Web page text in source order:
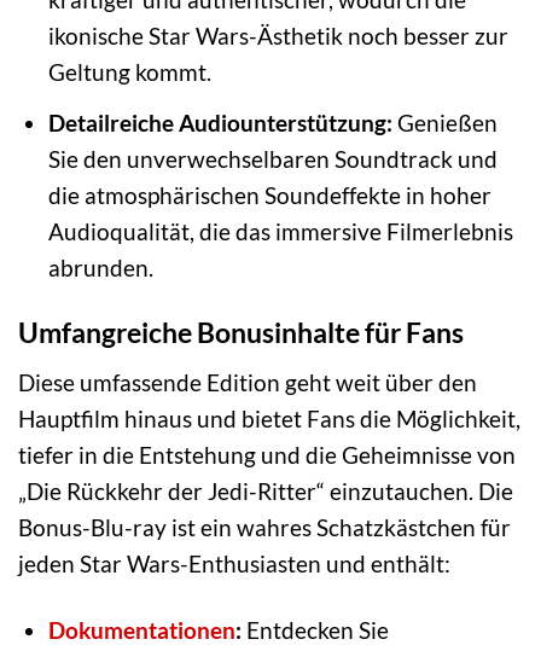
ikonische Star Wars-Ästhetik noch besser zur
Geltung kommt.
Detailreiche Audiounterstützung: Genießen
Sie den unverwechselbaren Soundtrack und
die atmosphärischen Soundeffekte in hoher
Audioqualität, die das immersive Filmerlebnis
abrunden.
Umfangreiche Bonusinhalte für Fans
Diese umfassende Edition geht weit über den
Hauptfilm hinaus und bietet Fans die Möglichkeit,
tiefer in die Entstehung und die Geheimnisse von
„Die Rückkehr der Jedi-Ritter“ einzutauchen. Die
Bonus-Blu-ray ist ein wahres Schatzkästchen für
jeden Star Wars-Enthusiasten und enthält:
Dokumentationen: Entdecken Sie